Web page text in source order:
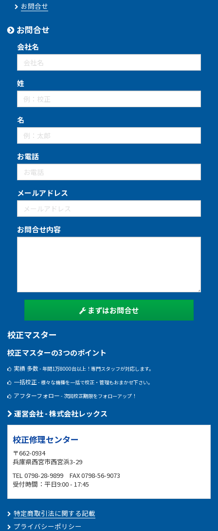
お問合せ
お問合せ
会社名
姓
名
お電話
メールアドレス
お問合せ内容
まずはお問合せ
校正マスター
校正マスターの3つのポイント
実績 多数- 年間1万8000台以上！専門スタッフが対応します。
一括校正 - 様々な機種を一括で校正・管理もおまかせ下さい。
アフターフォロー - 次回校正期限をフォローアップ！
運営会社 - 株式会社レックス
校正修理センター
〒662-0934
兵庫県西宮市西宮浜3-29
TEL 0798-28-9899 FAX 0798-56-9073
受付時間：平日9:00 - 17:45
特定商取引法に関する記載
プライバシーポリシー